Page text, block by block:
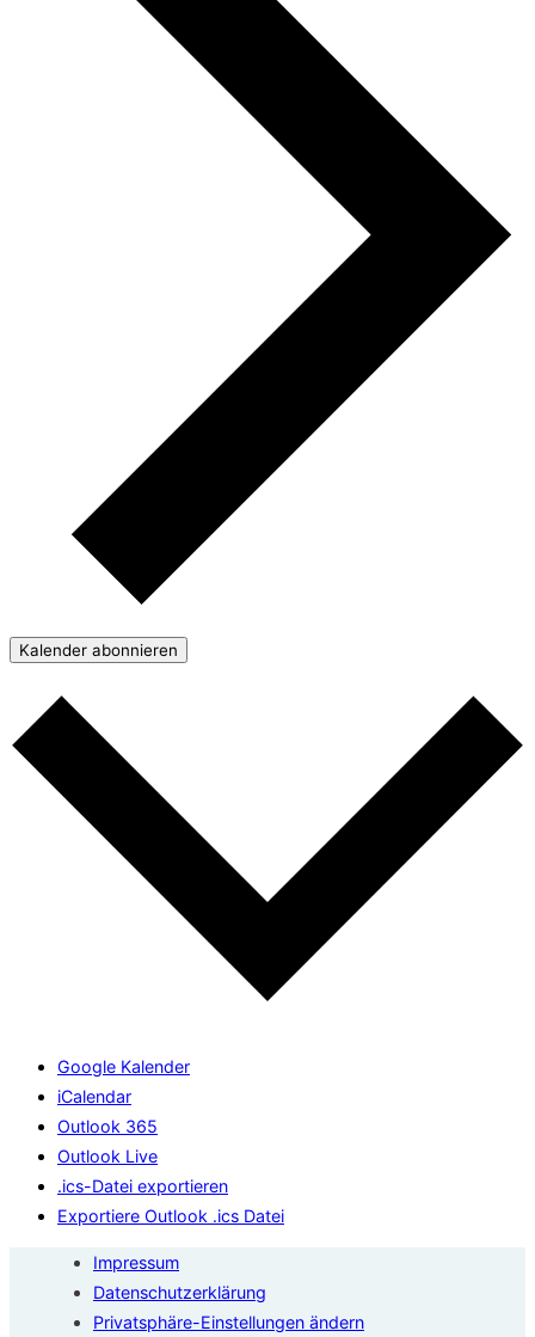
Kalender abonnieren
Google Kalender
iCalendar
Outlook 365
Outlook Live
.ics-Datei exportieren
Exportiere Outlook .ics Datei
Impressum
Datenschutzerklärung
Privatsphäre-Einstellungen ändern